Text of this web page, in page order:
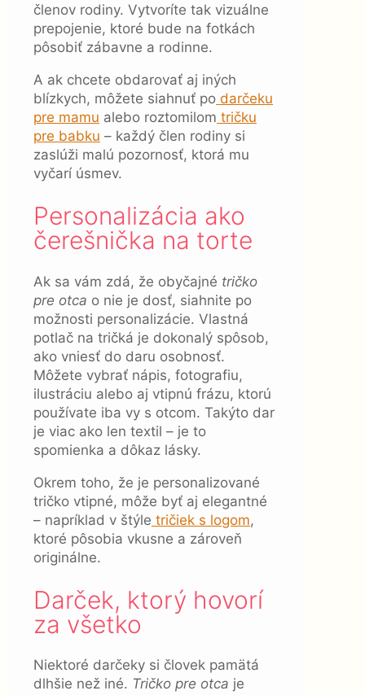
členov rodiny. Vytvoríte tak vizuálne
prepojenie, ktoré bude na fotkách
pôsobiť zábavne a rodinne.
A ak chcete obdarovať aj iných
blízkych, môžete siahnuť po darčeku
pre mamu alebo roztomilom tričku
pre babku – každý člen rodiny si
zaslúži malú pozornosť, ktorá mu
vyčarí úsmev.
Personalizácia ako
čerešnička na torte
Ak sa vám zdá, že obyčajné tričko
pre otca o nie je dosť, siahnite po
možnosti personalizácie. Vlastná
potlač na tričká je dokonalý spôsob,
ako vniesť do daru osobnosť.
Môžete vybrať nápis, fotografiu,
ilustráciu alebo aj vtipnú frázu, ktorú
používate iba vy s otcom. Takýto dar
je viac ako len textil – je to
spomienka a dôkaz lásky.
Okrem toho, že je personalizované
tričko vtipné, môže byť aj elegantné
– napríklad v štýle tričiek s logom,
ktoré pôsobia vkusne a zároveň
originálne.
Darček, ktorý hovorí
za všetko
Niektoré darčeky si človek pamätá
dlhšie než iné. Tričko pre otca je